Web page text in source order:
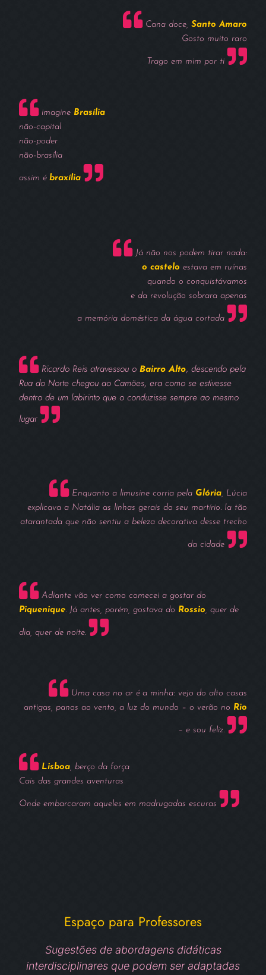
Cana doce, Santo Amaro
Gosto muito raro
Trago em mim por ti
imagine Brasília
não-capital
não-poder
não-brasília
assim é braxília
Já não nos podem tirar nada:
o castelo estava em ruínas
quando o conquistávamos
e da revolução sobrara apenas
a memória doméstica da água cortada
Ricardo Reis atravessou o Bairro Alto, descendo pela
Rua do Norte chegou ao Camões, era como se estivesse
dentro de um labirinto que o conduzisse sempre ao mesmo
lugar
Enquanto a limusine corria pela Glória, Lúcia
explicava a Natália as linhas gerais do seu martírio. Ia tão
atarantada que não sentiu a beleza decorativa desse trecho
da cidade
Adiante vão ver como comecei a gostar do
Piquenique. Já antes, porém, gostava do Rossio, quer de
dia, quer de noite.
Uma casa no ar é a minha: vejo do alto casas
antigas, panos ao vento, a luz do mundo – o verão no Rio
– e sou feliz.
Lisboa, berço da força
Cais das grandes aventuras
Onde embarcaram aqueles em madrugadas escuras
Espaço para Professores
Sugestões de abordagens didáticas
interdisciplinares que podem ser adaptadas